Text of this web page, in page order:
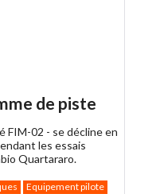
de piste
FIM-02 - se décline en
les essais
Quartararo.
Equipement pilote